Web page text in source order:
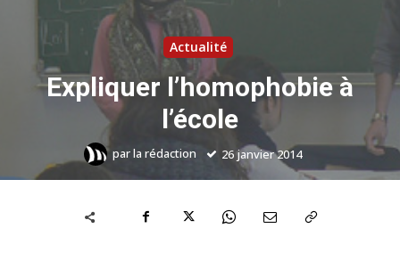
Actualité
Expliquer l’homophobie à
l’école
parla rédaction 26 janvier 2014